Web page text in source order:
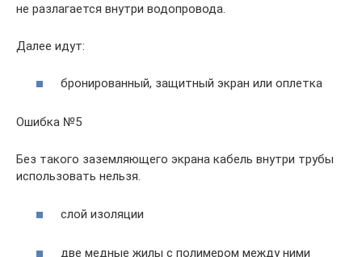
не разлагается внутри водопровода.
Далее идут:
бронированный, защитный экран или оплетка
Ошибка №5
Без такого заземляющего экрана кабель внутри трубы
использовать нельзя.
слой изоляции
две медные жилы с полимером между ними